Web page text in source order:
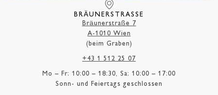
BRÄUNERSTRASSE
Bräunerstraße 7
A-1010 Wien
(beim Graben)
+43 1 512 25 07
Mo – Fr: 10:00 – 18:30, Sa: 10:00 – 17:00
Sonn- und Feiertags geschlossen